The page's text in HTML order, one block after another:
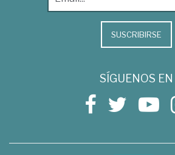
SUSCRIBIRSE
SÍGUENOS EN